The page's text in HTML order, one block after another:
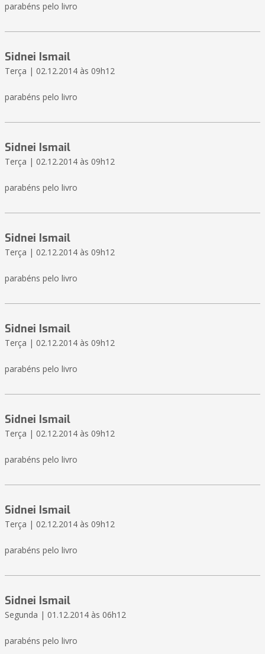
parabéns pelo livro
Sidnei Ismail
Terça | 02.12.2014 às 09h12
parabéns pelo livro
Sidnei Ismail
Terça | 02.12.2014 às 09h12
parabéns pelo livro
Sidnei Ismail
Terça | 02.12.2014 às 09h12
parabéns pelo livro
Sidnei Ismail
Terça | 02.12.2014 às 09h12
parabéns pelo livro
Sidnei Ismail
Terça | 02.12.2014 às 09h12
parabéns pelo livro
Sidnei Ismail
Terça | 02.12.2014 às 09h12
parabéns pelo livro
Sidnei Ismail
Segunda | 01.12.2014 às 06h12
parabéns pelo livro